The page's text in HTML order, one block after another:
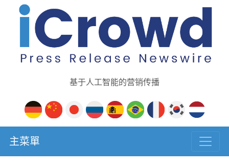
基于人工智能的营销传播
主菜單